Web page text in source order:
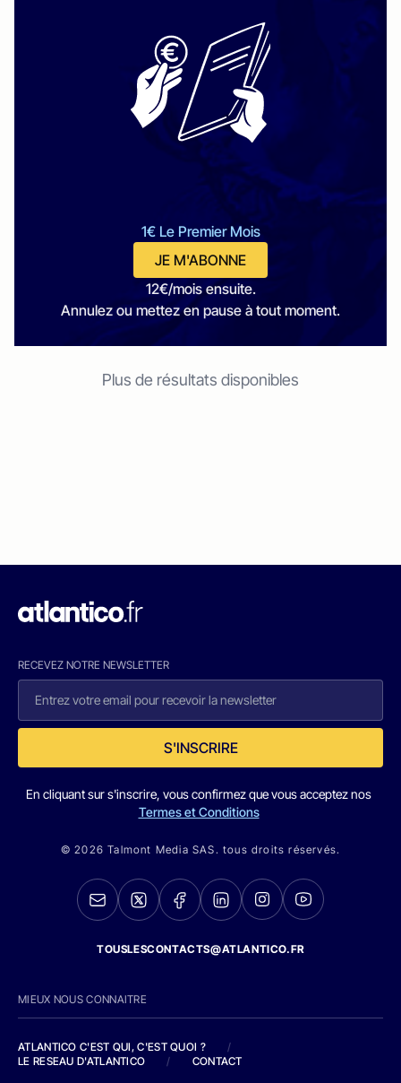
1€ Le Premier Mois
JE M'ABONNE
12€/mois ensuite.
Annulez ou mettez en pause à tout moment.
Plus de résultats disponibles
RECEVEZ NOTRE NEWSLETTER
S'INSCRIRE
En cliquant sur s'inscrire, vous confirmez que vous acceptez nos
Termes et Conditions
© 2026 Talmont Media SAS. tous droits réservés.
TOUSLESCONTACTS@ATLANTICO.FR
MIEUX NOUS CONNAITRE
ATLANTICO C'EST QUI, C'EST QUOI ?
/
LE RESEAU D'ATLANTICO
/ CONTACT